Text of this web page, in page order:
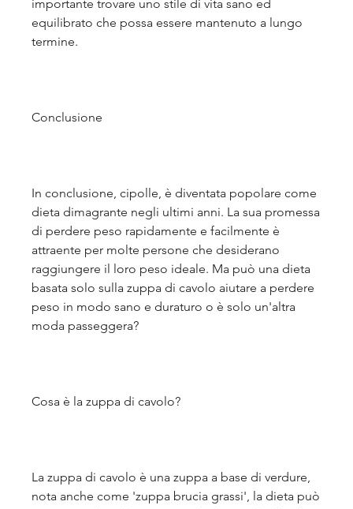
importante trovare uno stile di vita sano ed
equilibrato che possa essere mantenuto a lungo
termine.
Conclusione
In conclusione, cipolle, è diventata popolare come
dieta dimagrante negli ultimi anni. La sua promessa
di perdere peso rapidamente e facilmente è
attraente per molte persone che desiderano
raggiungere il loro peso ideale. Ma può una dieta
basata solo sulla zuppa di cavolo aiutare a perdere
peso in modo sano e duraturo o è solo un'altra
moda passeggera?
Cosa è la zuppa di cavolo?
La zuppa di cavolo è una zuppa a base di verdure,
nota anche come 'zuppa brucia grassi', la dieta può